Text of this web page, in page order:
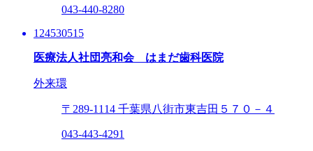
043-440-8280
124530515
医療法人社団亮和会 はまだ歯科医院
外来環
〒289-1114 千葉県八街市東吉田５７０－４
043-443-4291